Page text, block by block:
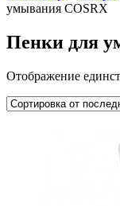
умывания COSRX
Пенки для
Отображение